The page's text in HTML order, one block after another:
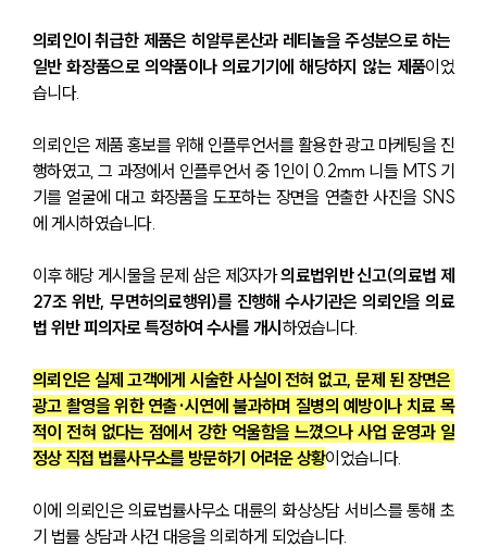
의뢰인이 취급한 제품은 히알루론산과 레티놀을 주성분으로 하는
일반 화장품으로 의약품이나 의료기기에 해당하지 않는 제품이었
습니다.
의뢰인은 제품 홍보를 위해 인플루언서를 활용한 광고 마케팅을 진
행하였고, 그 과정에서 인플루언서 중 1인이 0.2mm 니들 MTS 기
기를 얼굴에 대고 화장품을 도포하는 장면을 연출한 사진을 SNS
에 게시하였습니다.
이후 해당 게시물을 문제 삼은 제3자가 의료법위반 신고(의료법 제
27조 위반, 무면허의료행위)를 진행해 수사기관은 의뢰인을 의료
법 위반 피의자로 특정하여 수사를 개시하였습니다.
의뢰인은 실제 고객에게 시술한 사실이 전혀 없고, 문제 된 장면은
광고 촬영을 위한 연출·시연에 불과하며 질병의 예방이나 치료 목
적이 전혀 없다는 점에서 강한 억울함을 느꼈으나 사업 운영과 일
정상 직접 법률사무소를 방문하기 어려운 상황이었습니다.
이에 의뢰인은 의료법률사무소 대륜의 화상상담 서비스를 통해 초
기 법률 상담과 사건 대응을 의뢰하게 되었습니다.